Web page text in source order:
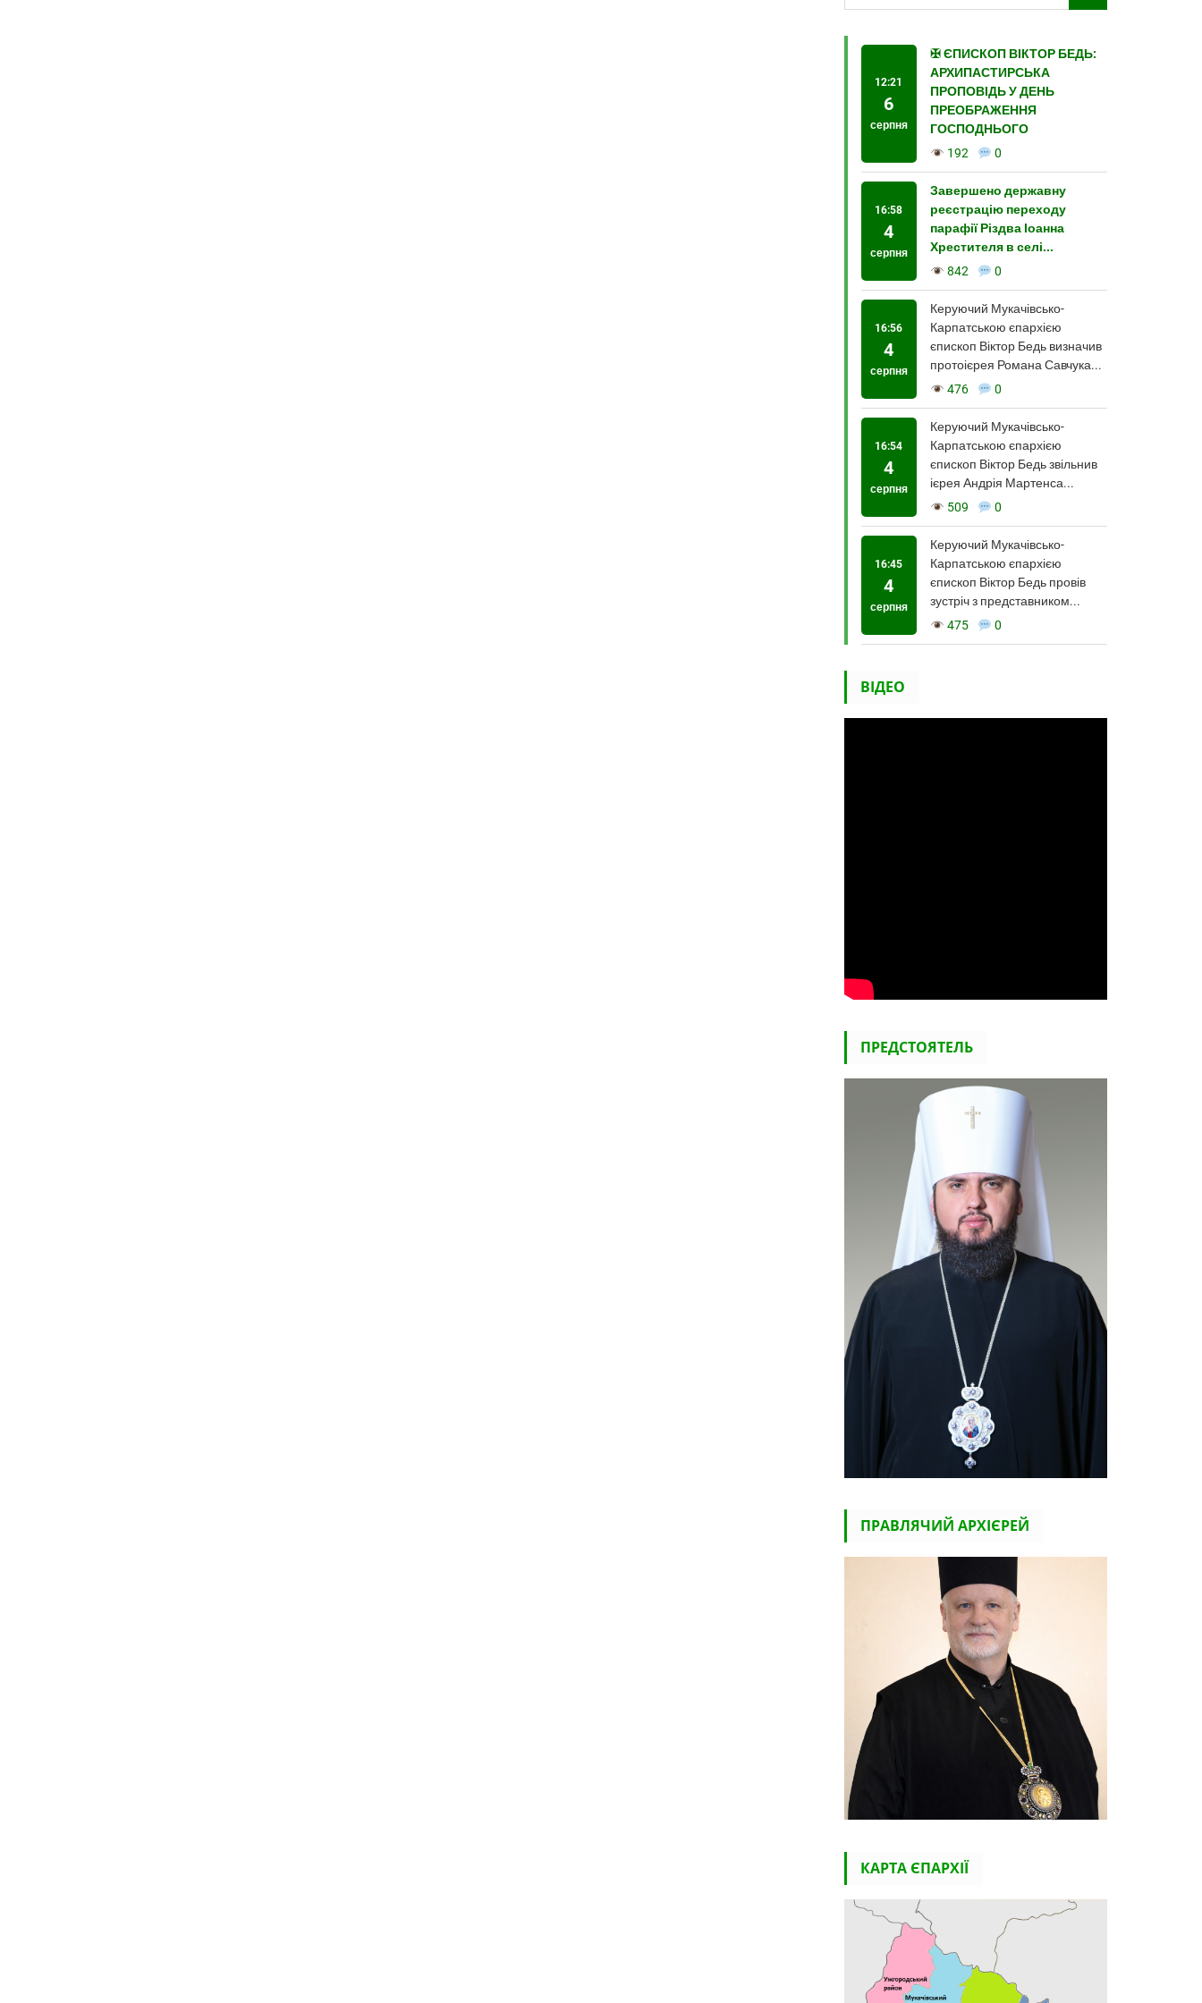
12:21
6
серпня
✠ ЄПИСКОП ВІКТОР БЕДЬ:
АРХИПАСТИРСЬКА
ПРОПОВІДЬ У ДЕНЬ
ПРЕОБРАЖЕННЯ
ГОСПОДНЬОГО
192
0
16:58
4
серпня
Завершено державну
реєстрацію переходу
парафії Різдва Іоанна
Хрестителя в селі...
842
0
16:56
4
серпня
Керуючий Мукачівсько-
Карпатською єпархією
єпископ Віктор Бедь визначив
протоієрея Романа Савчука...
476
0
16:54
4
серпня
Керуючий Мукачівсько-
Карпатською єпархією
єпископ Віктор Бедь звільнив
ієрея Андрія Мартенса...
509
0
16:45
4
серпня
Керуючий Мукачівсько-
Карпатською єпархією
єпископ Віктор Бедь провів
зустріч з представником...
475
0
ВІДЕО
ПРЕДСТОЯТЕЛЬ
ПРАВЛЯЧИЙ АРХІЄРЕЙ
КАРТА ЄПАРХІЇ